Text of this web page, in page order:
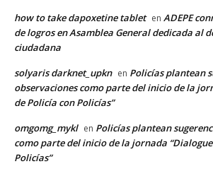
how to take dapoxetine tablet en ADEPE
de logros en Asamblea General dedicada al
ciudadana
solyaris darknet_upkn en Policías plantean
observaciones como parte del inicio de la
de Policía con Policías”
omgomg_mykl en Policías plantean
como parte del inicio de la jornada
Policías”